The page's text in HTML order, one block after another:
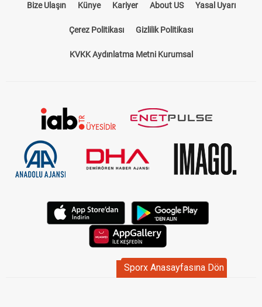
Sporx Anasayfasına Dön
Sporx Anasayfasına Dön
Bize Ulaşın Künye Kariyer About US Yasal Uyarı
Çerez Politikası Gizlilik Politikası
KVKK Aydınlatma Metni Kurumsal